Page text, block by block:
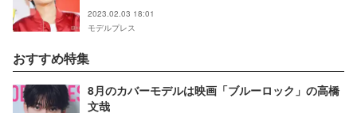
2023.02.03 18:01
モデルプレス
おすすめ特集
8月のカバーモデルは映画「ブルーロック」の高橋
文哉